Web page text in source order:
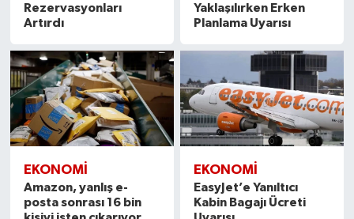
Rezervasyonları
Artırdı
Yaklaşılırken Erken
Planlama Uyarısı
EKONOMİ
Amazon, yanlış e-
posta sonrası 16 bin
EKONOMİ
EasyJet’e Yanıltıcı
Kabin Bagajı Ücreti